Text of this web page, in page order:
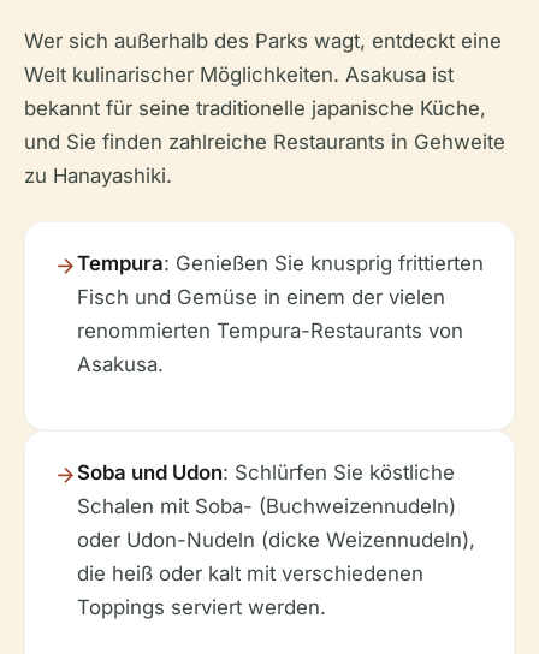
Wer sich außerhalb des Parks wagt, entdeckt eine
Welt kulinarischer Möglichkeiten. Asakusa ist
bekannt für seine traditionelle japanische Küche,
und Sie finden zahlreiche Restaurants in Gehweite
zu Hanayashiki.
Tempura: Genießen Sie knusprig frittierten
Fisch und Gemüse in einem der vielen
renommierten Tempura-Restaurants von
Asakusa.
Soba und Udon: Schlürfen Sie köstliche
Schalen mit Soba- (Buchweizennudeln)
oder Udon-Nudeln (dicke Weizennudeln),
die heiß oder kalt mit verschiedenen
Toppings serviert werden.